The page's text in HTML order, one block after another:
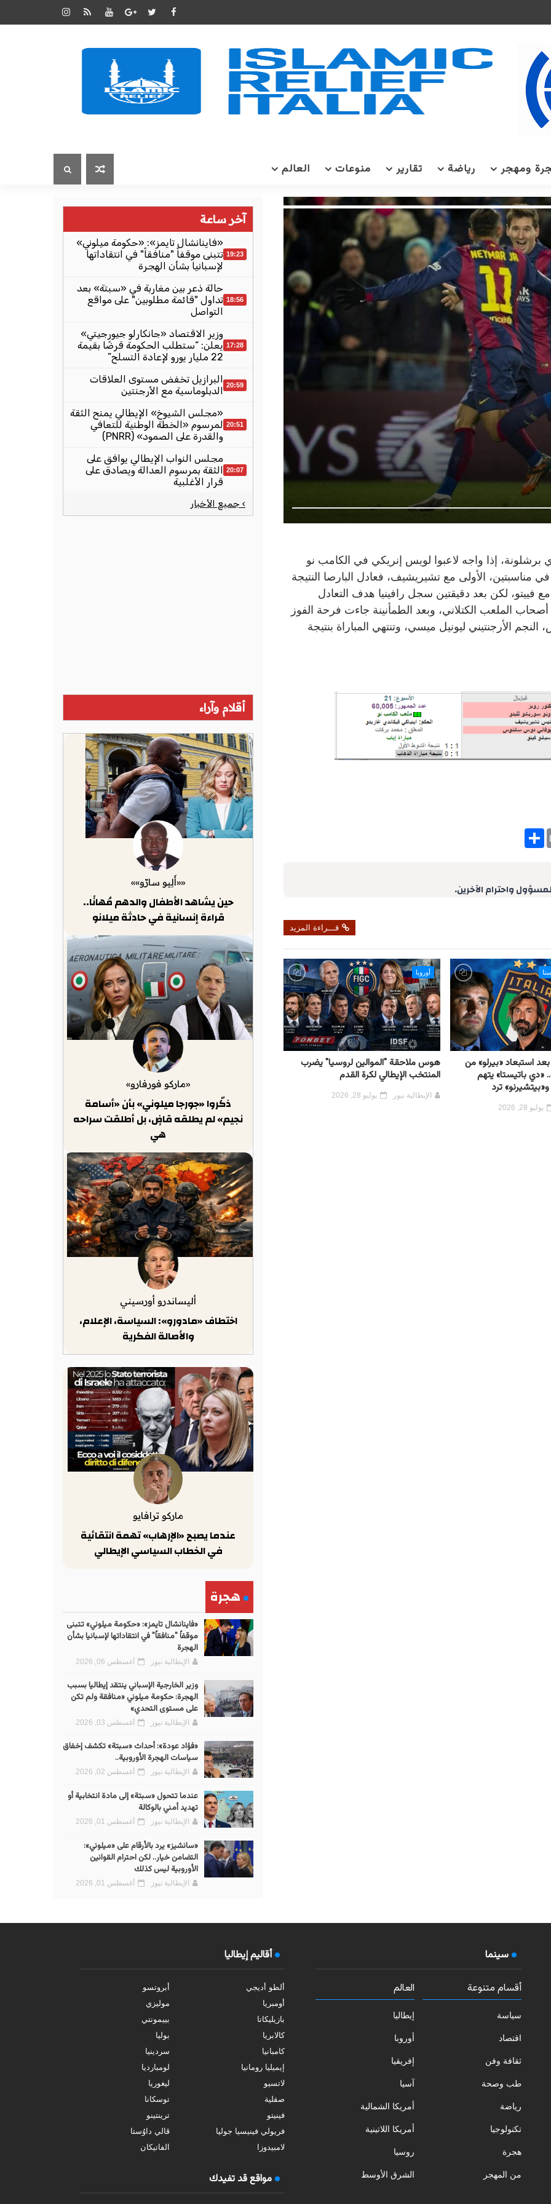
ومهجر رياضة تقارير منوعات العالم
برشلونة، إذا واجه لاعبوا لويس إنريكي في الكامب نو
مناسبتين، الأولى مع تشيريشيف، فعادل البارصا النتيجة
والثانية مع فييتو، لكن بعد دقيقتين سجل رافينيا هدف التعادل
لجمهور أصحاب الملعب الكتلاني، وبعد الطمأنينة جاءت فرحة الفوز
الأرجنتيني ليونيل ميسي، وتنتهي المباراة بنتيجة
S
واحترام الآخرين.
قـــراءة المزيد
استبعاد «بيرلو» من
«دي باتيستا» يتهم
ترد
يوليو 28, 2026
أوروبا
هوس ملاحقة "الموالين لروسيا" يضرب
المنتخب الإيطالي لكرة القدم
الإيطالية نيوز يوليو 28, 2026
آخر ساعة
19:23
«فاينانشال تايمز»: «حكومة ميلوني»
تتبنى موقفاً "منافقاً" في انتقاداتها
لإسبانيا بشأن الهجرة
18:56
حالة ذعر بين مغاربة في «سبتة» بعد
تداول "قائمة مطلوبين" على مواقع
التواصل
17:28
وزير الاقتصاد «جانكارلو جيورجيتي»
يعلن: “ستطلب الحكومة قرضًا بقيمة
22 مليار يورو لإعادة التسلح”
20:59 البرازيل تخفض مستوى العلاقات
الدبلوماسية مع الأرجنتين
20:51
«مجلس الشيوخ» الإيطالي يمنح الثقة
لمرسوم «الخطة الوطنية للتعافي
والقدرة على الصمود» (PNRR)
20:07
مجلس النواب الإيطالي يوافق على
الثقة بمرسوم العدالة ويصادق على
قرار الأغلبية
› جميع الأخبار
أقلام وآراء
««أَلِيو سارّو»»
حين يشاهد الأطفال والدهم مُهانًا..
قراءة إنسانية في حادثة ميلانو
«ماركو فورفارو»
ذكّروا «جورجا ميلوني» بأن «أسامة
نجيم» لم يطلقه قاضٍ، بل أطلقت سراحه
هي
أليساندرو أورسيني
اختطاف «مادورو»: السياسة، الإعلام،
والأصالة الفكرية
ماركو ترافايو
عندما يصبح «الإرهاب» تهمة انتقائية
في الخطاب السياسي الإيطالي
هجرة
«فاينانشال تايمز»: «حكومة ميلوني» تتبنى
موقفاً "منافقاً" في انتقاداتها لإسبانيا بشأن
الهجرة
الإيطالية نيوز أغسطس 06, 2026
وزير الخارجية الإسباني ينتقد إيطاليا بسبب
الهجرة: حكومة ميلوني «منافقة ولم تكن
على مستوى التحدي»
الإيطالية نيوز أغسطس 03, 2026
«فؤاد عودة»: أحداث «سبتة» تكشف إخفاق
سياسات الهجرة الأوروبية..
الإيطالية نيوز أغسطس 02, 2026
عندما تتحول «سبتة» إلى مادة انتخابية أو
تهديد أمني بالوكالة
الإيطالية نيوز أغسطس 01, 2026
«سانشيز» يرد بالأرقام على «ميلوني»:
التضامن خيار.. لكن احترام القوانين
الأوروبية ليس كذلك
الإيطالية نيوز أغسطس 01, 2026
سينما
أقسام متنوعة
سياسة
اقتصاد
ثقافة وفن
طب وصحة
رياضة
تكنولوجيا
هجرة
من المهجر
العالم
إيطاليا
أوروبا
إفريقيا
آسيا
أمريكا الشمالية
أمريكا اللاتينية
روسيا
الشرق الأوسط
أقاليم إيطاليا
ألطو أديجي
أبروتسو
أومبريا
موليزي
بازيليكاتا
بييمونتي
كالابريا
بوليا
كامبانيا
سردينيا
إيميليا رومانيا
لومبارديا
لاتسيو
ليغوريا
صقلية
توسكانا
فينيتو
ترينتينو
فريولي فينيسيا جوليا
ڤالي داوُستا
لامبيدوزا
الفاتيكان
مواقع قد تفيدك